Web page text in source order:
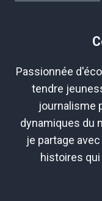
Passionnée
tendre
journalisme
dynamiques du
je partage
histoires